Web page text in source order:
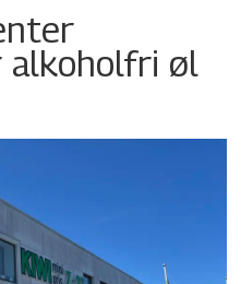
alkoholfri øl